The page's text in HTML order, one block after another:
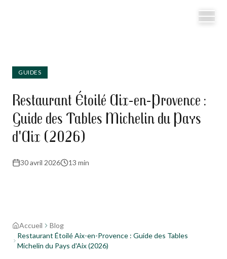
GUIDES
Restaurant Étoilé Aix-en-Provence :
Guide des Tables Michelin du Pays
d'Aix (2026)
30 avril 2026 13 min
Accueil
Blog
Restaurant Étoilé Aix-en-Provence : Guide des Tables
Michelin du Pays d'Aix (2026)